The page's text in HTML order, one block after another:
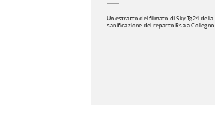
Un estratto del filmato di Sky Tg24 della
sanificazione del reparto Rsa a Collegno